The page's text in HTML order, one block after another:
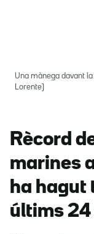
Una mànega davant
Lorente)
Rècord
marines
ha hagut
últims